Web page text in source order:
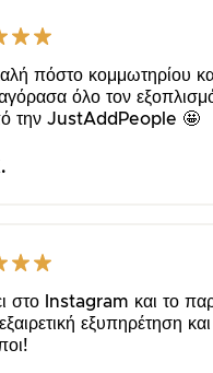
πόστο κομμωτηρίου
όλο τον
την JustAddPeople 🤩
στο Instagram και το
εξυπηρέτηση και